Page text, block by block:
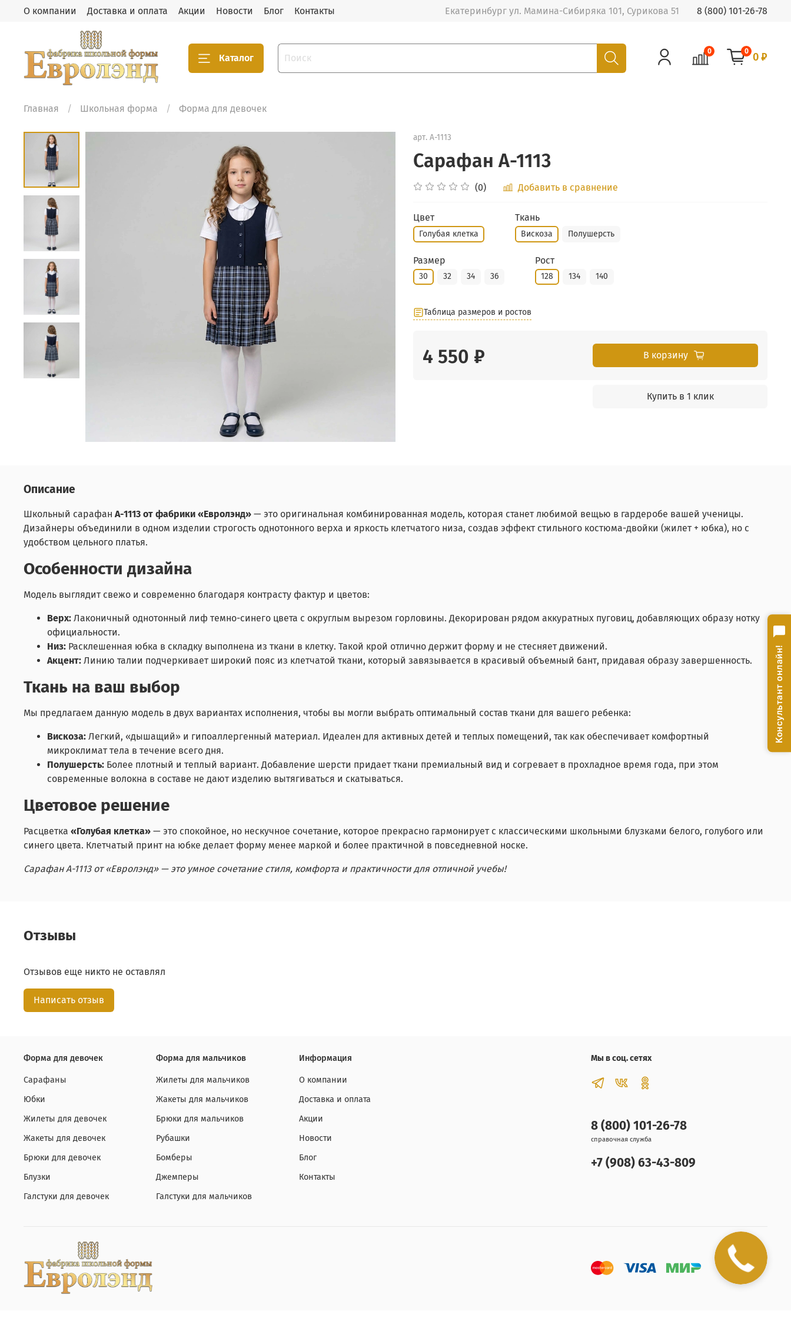
О компании Доставка и оплата Акции Новости Блог Контакты Екатеринбург ул. Мамина-Сибиряка 101, Сурикова 51 8 (800) 101-26-78
Каталог
0 0 0 ₽
Главная Школьная форма Форма для девочек
арт. А-1113
Сарафан А-1113
(0) Добавить в сравнение
Цвет
Голубая клетка
Ткань
Вискоза Полушерсть
Размер
30 32 34 36
Рост
128 134 140
Таблица размеров и ростов
4 550 ₽ В корзину
Купить в 1 клик
Описание
Школьный сарафан А-1113 от фабрики «Евролэнд» — это оригинальная комбинированная модель, которая станет любимой вещью в гардеробе вашей ученицы.
Дизайнеры объединили в одном изделии строгость однотонного верха и яркость клетчатого низа, создав эффект стильного костюма-двойки (жилет + юбка), но с
удобством цельного платья.
Особенности дизайна
Модель выглядит свежо и современно благодаря контрасту фактур и цветов:
Верх: Лаконичный однотонный лиф темно-синего цвета с округлым вырезом горловины. Декорирован рядом аккуратных пуговиц, добавляющих образу нотку
официальности.
Низ: Расклешенная юбка в складку выполнена из ткани в клетку. Такой крой отлично держит форму и не стесняет движений.
Акцент: Линию талии подчеркивает широкий пояс из клетчатой ткани, который завязывается в красивый объемный бант, придавая образу завершенность.
Ткань на ваш выбор
Мы предлагаем данную модель в двух вариантах исполнения, чтобы вы могли выбрать оптимальный состав ткани для вашего ребенка:
Вискоза: Легкий, «дышащий» и гипоаллергенный материал. Идеален для активных детей и теплых помещений, так как обеспечивает комфортный
микроклимат тела в течение всего дня.
Полушерсть: Более плотный и теплый вариант. Добавление шерсти придает ткани премиальный вид и согревает в прохладное время года, при этом
современные волокна в составе не дают изделию вытягиваться и скатываться.
Цветовое решение
Расцветка «Голубая клетка» — это спокойное, но нескучное сочетание, которое прекрасно гармонирует с классическими школьными блузками белого, голубого или
синего цвета. Клетчатый принт на юбке делает форму менее маркой и более практичной в повседневной носке.
Сарафан А-1113 от «Евролэнд» — это умное сочетание стиля, комфорта и практичности для отличной учебы!
Отзывы
Отзывов еще никто не оставлял
Написать отзыв
Форма для девочек
Сарафаны
Юбки
Жилеты для девочек
Жакеты для девочек
Брюки для девочек
Блузки
Галстуки для девочек
Форма для мальчиков
Жилеты для мальчиков
Жакеты для мальчиков
Брюки для мальчиков
Рубашки
Бомберы
Джемперы
Галстуки для мальчиков
Информация
О компании
Доставка и оплата
Акции
Новости
Блог
Контакты
Мы в соц. сетях
8 (800) 101-26-78
справочная служба
+7 (908) 63-43-809
Консультант онлайн!